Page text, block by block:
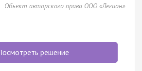
Объект авторского права ООО «Легион»
решение